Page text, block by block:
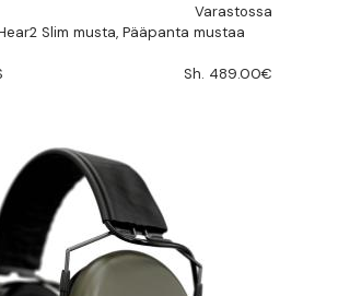
Varastossa
Slim musta, Pääpanta mustaa
Sh. 489.00€